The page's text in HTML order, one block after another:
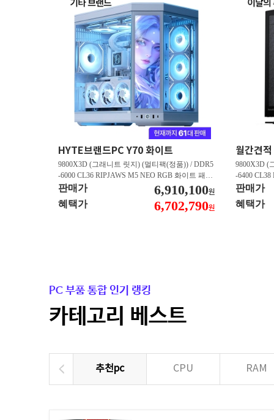
HYTE브랜드PC Y70 화이트
9800X3D (그래니트 릿지) (멀티팩(정품)) / DDR5
-6000 CL36 RIPJAWS M5 NEO RGB 화이트 패키
지 (32GB(16Gx2)) / B850M AORUS ELITE WIFI6
E ICE 피씨디렉트 / 지포스 RTX 5080 AERO OC S
FF D7 16GB 제이씨현 / BLACK SN850X M.2 NV
판매가 6,910,100원
혜택가 6,702,790원
9800X3D (
-6400 CL38
스
/ 라데온
0 M.2
판매가
혜택가
PC 부품 통합 인기 랭킹
카테고리 베스트
추천pc CPU RAM